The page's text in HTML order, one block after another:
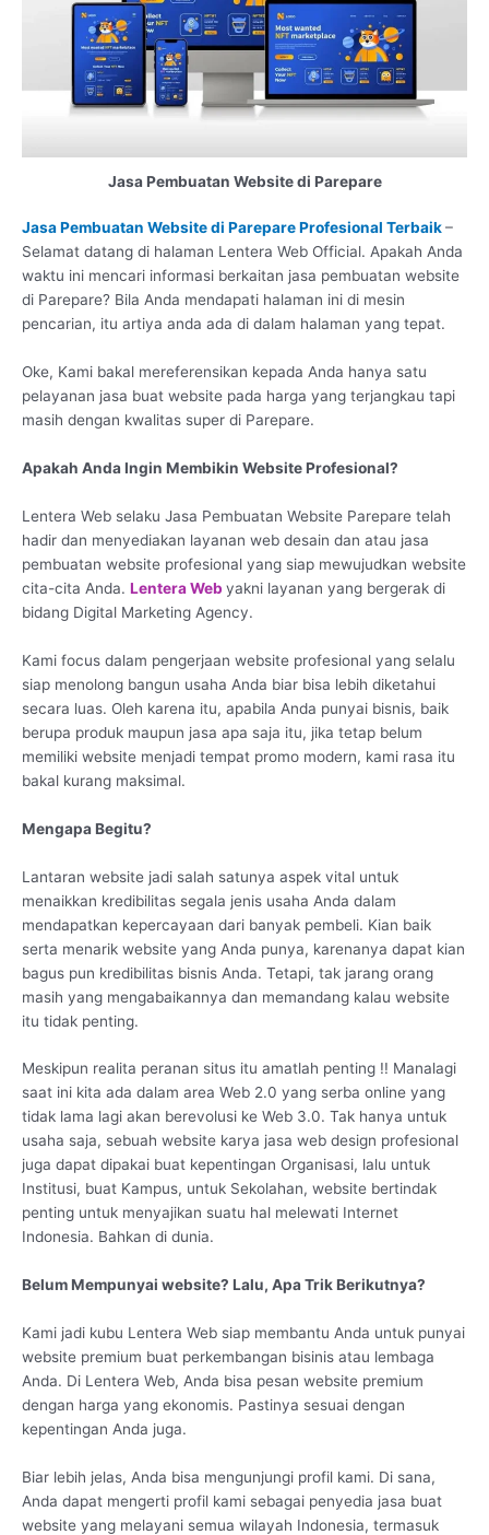
Jasa Pembuatan Website di Parepare
Jasa Pembuatan Website di Parepare Profesional Terbaik–
Selamat datang di halaman Lentera Web Official. Apakah Anda
waktu ini mencari informasi berkaitan jasa pembuatan website
di Parepare? Bila Anda mendapati halaman ini di mesin
pencarian, itu artiya anda ada di dalam halaman yang tepat.
Oke, Kami bakal mereferensikan kepada Anda hanya satu
pelayanan jasa buat website pada harga yang terjangkau tapi
masih dengan kwalitas super di Parepare.
Apakah Anda Ingin Membikin Website Profesional?
Lentera Web selaku Jasa Pembuatan Website Parepare telah
hadir dan menyediakan layanan web desain dan atau jasa
pembuatan website profesional yang siap mewujudkan website
cita-cita Anda. Lentera Web yakni layanan yang bergerak di
bidang Digital Marketing Agency.
Kami focus dalam pengerjaan website profesional yang selalu
siap menolong bangun usaha Anda biar bisa lebih diketahui
secara luas. Oleh karena itu, apabila Anda punyai bisnis, baik
berupa produk maupun jasa apa saja itu, jika tetap belum
memiliki website menjadi tempat promo modern, kami rasa itu
bakal kurang maksimal.
Mengapa Begitu?
Lantaran website jadi salah satunya aspek vital untuk
menaikkan kredibilitas segala jenis usaha Anda dalam
mendapatkan kepercayaan dari banyak pembeli. Kian baik
serta menarik website yang Anda punya, karenanya dapat kian
bagus pun kredibilitas bisnis Anda. Tetapi, tak jarang orang
masih yang mengabaikannya dan memandang kalau website
itu tidak penting.
Meskipun realita peranan situs itu amatlah penting !! Manalagi
saat ini kita ada dalam area Web 2.0 yang serba online yang
tidak lama lagi akan berevolusi ke Web 3.0. Tak hanya untuk
usaha saja, sebuah website karya jasa web design profesional
juga dapat dipakai buat kepentingan Organisasi, lalu untuk
Institusi, buat Kampus, untuk Sekolahan, website bertindak
penting untuk menyajikan suatu hal melewati Internet
Indonesia. Bahkan di dunia.
Belum Mempunyai website? Lalu, Apa Trik Berikutnya?
Kami jadi kubu Lentera Web siap membantu Anda untuk punyai
website premium buat perkembangan bisinis atau lembaga
Anda. Di Lentera Web, Anda bisa pesan website premium
dengan harga yang ekonomis. Pastinya sesuai dengan
kepentingan Anda juga.
Biar lebih jelas, Anda bisa mengunjungi profil kami. Di sana,
Anda dapat mengerti profil kami sebagai penyedia jasa buat
website yang melayani semua wilayah Indonesia, termasuk